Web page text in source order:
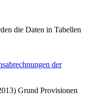
die Daten in Tabellen
der
Grund Provisionen